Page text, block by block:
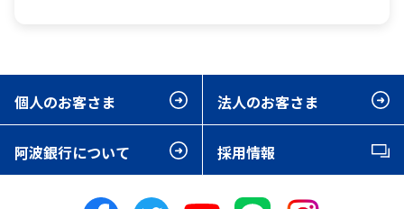
個人のお客さま 法人のお客さま
阿波銀行について 採用情報